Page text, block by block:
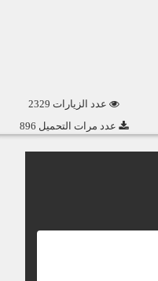
عدد الزيارات 2329
عدد مرات التحميل 896